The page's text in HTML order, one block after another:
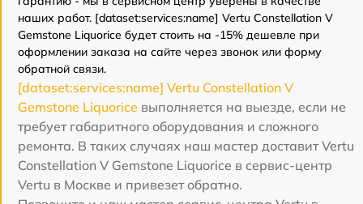
наших работ. [dataset:services:name] Vertu Constellation V
Gemstone Liquorice будет стоить на -15% дешевле при
оформлении заказа на сайте через звонок или форму
обратной связи.
[dataset:services:name] Vertu Constellation V
Gemstone Liquorice выполняется на выезде, если не
требует габаритного оборудования и сложного
ремонта. В таких случаях наш мастер доставит Vertu
Constellation V Gemstone Liquorice в сервис-центр
Vertu в Москве и привезет обратно.